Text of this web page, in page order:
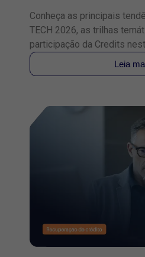
Conheça as principais
TECH 2026, as trilhas
participação da Credits
Leia